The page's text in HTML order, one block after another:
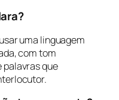
uma linguagem
com tom
que